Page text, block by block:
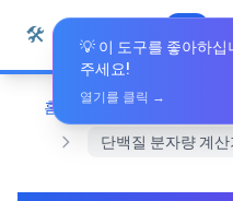
본문으로 건너뛰기
🛠️ Whiz Tools
홈
전문 도구
단백질 분자량 계
💡 이 도구를 좋아하
주세요!
열기를 클릭 →